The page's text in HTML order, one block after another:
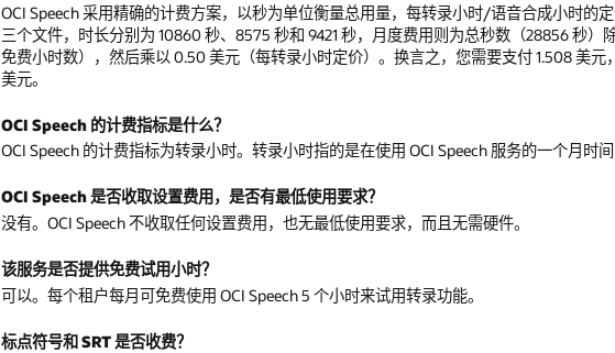
OCI Speech 采用精确的计费方案，以秒为单位衡量总用量，每转录小时/语音合成小时的
三个文件，时长分别为 10860 秒、8575 秒和 9421 秒，月度费用则为总秒数（28856 秒
免费小时数），然后乘以 0.50 美元（每转录小时定价）。换言之，您需要支付 1.508 美
美元。
OCI Speech 的计费指标是什么？
OCI Speech 的计费指标为转录小时。转录小时指的是在使用 OCI Speech 服务的一个月时
OCI Speech 是否收取设置费用，是否有最低使用要求？
没有。OCI Speech 不收取任何设置费用，也无最低使用要求，而且无需硬件。
该服务是否提供免费试用小时？
可以。每个租户每月可免费使用 OCI Speech 5 个小时来试用转录功能。
标点符号和 SRT 是否收费？